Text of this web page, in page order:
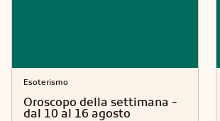
Esoterismo
Oroscopo della settimana -
dal 10 al 16 agosto